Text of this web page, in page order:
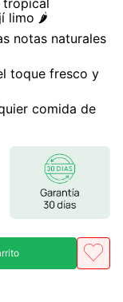
tropical
limo 🌶️
notas naturales
toque fresco y
comida de